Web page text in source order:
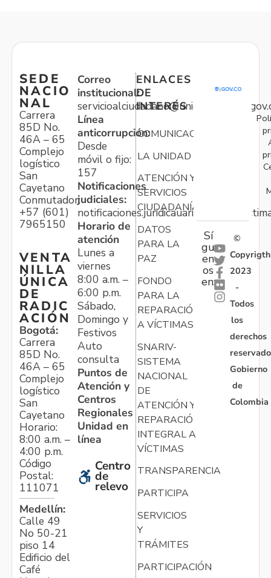
SEDE
NACIO
NAL
Carrera
85D No.
46A – 65
Complejo
logístico
San
Cayetano
Conmutador:
+57 (601)
7965150
VENTA
NILLA
ÚNICA
DE
RADIC
ACIÓN
Bogotá:
Carrera
85D No.
46A – 65
Complejo
logístico
San
Cayetano
Horario:
8:00 a.m. –
4:00 p.m.
Código
Postal:
111071
Medellín:
Calle 49
No 50-21
piso 14
Edificio del
Café
Correo
institucional:
Línea
anticorrupción:
Desde
móvil o fijo:
157
Notificaciones
judiciales:
Horario de
atención
Lunes a
viernes
8:00 a.m. –
6:00 p.m.
Sábado,
Domingo y
Festivos
Auto
consulta
Puntos de
Atención y
Centros
Regionales
Unidad en
línea
Centro
de
relevo
ENLACES
DE
INTERÉS
COMUNICACIONES
LA UNIDAD
ATENCIÓN Y
SERVICIOS
CIUDADANÍA
DATOS
PARA LA
PAZ
FONDO
PARA LA
REPARACIÓN
A VÍCTIMAS
SNARIV-
SISTEMA
NACIONAL
DE
ATENCIÓN Y
REPARACIÓN
INTEGRAL A
VÍCTIMAS
TRANSPARENCIA
PARTICIPA
SERVICIOS
Y
TRÁMITES
PARTICIPACIÓN
Sí
gu
en
os
en:
©
Copyrigth
2023
-
Todos
los
derechos
Gobierno
de
Colombia